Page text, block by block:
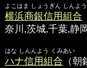
よこはま しょうぎん しんよ
横浜商銀信用組合
奈川,茨城,千葉,静岡
はな しんんよう くみあい
ハナ信用組合 （